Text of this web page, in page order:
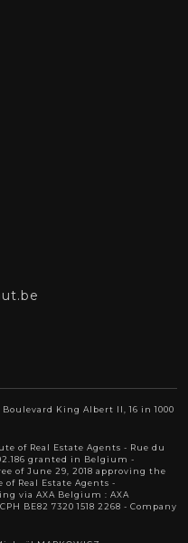
King Albert II, 16 in 1000
of Real Estate Agents - Rue du
granted in Belgium -
of June 29, 2018 approving the
Real Estate Agents -
via AXA Belgium : AXA
BE82 7320 1518 2268 - Company